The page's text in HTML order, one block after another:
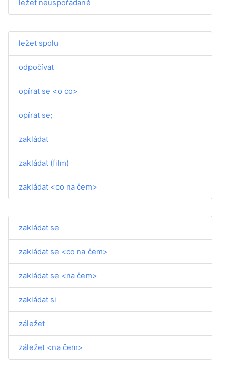
ležet neuspořádaně
ležet spolu
odpočívat
opírat se <o co>
opírat se;
zakládat
zakládat (film)
zakládat <co na čem>
zakládat se
zakládat se <co na čem>
zakládat se <na čem>
zakládat si
záležet
záležet <na čem>